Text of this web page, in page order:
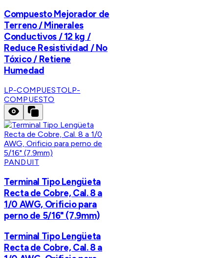
Compuesto Mejorador de
Terreno / Minerales
Conductivos / 12 kg /
Reduce Resistividad / No
Tóxico / Retiene
Humedad
LP-COMPUESTOLP-
COMPUESTO
PANDUIT
Terminal Tipo Lengüeta
Recta de Cobre, Cal. 8 a
1/0 AWG, Orificio para
perno de 5/16" (7.9mm)
Terminal Tipo Lengüeta
Recta de Cobre, Cal. 8 a